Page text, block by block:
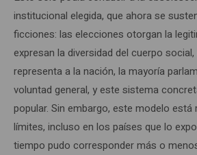
institucional elegida, que ahora se
ficciones: las elecciones otorgan la
expresan la diversidad del cuerpo
representa a la nación, la mayoría
voluntad general, y este sistema
popular. Sin embargo, este modelo
límites, incluso en los países que lo
tiempo pudo corresponder más o